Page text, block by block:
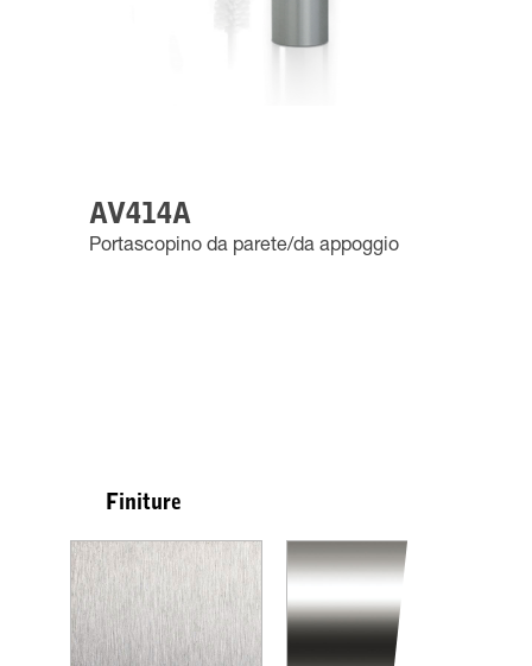
AV414A
Portascopino da parete/da appoggio
Finiture